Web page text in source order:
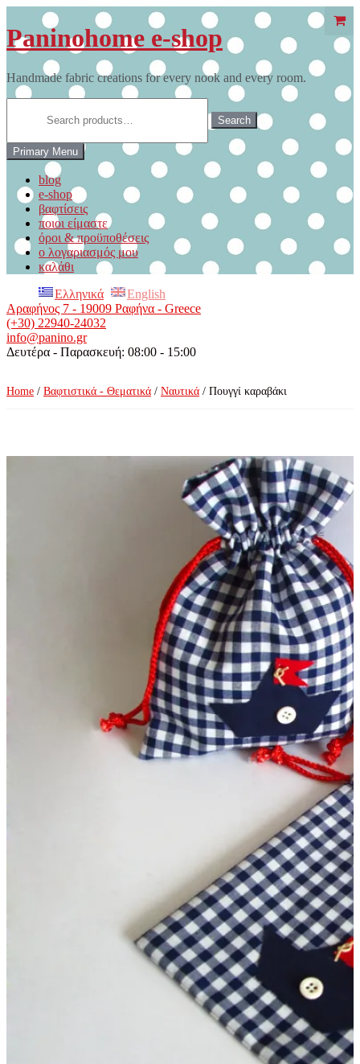
to
content
Paninohome e-shop
Handmade fabric creations for every nook and every room.
Search
Primary Menu
blog
e-shop
βαφτίσεις
ποιοι είμαστε
όροι & προϋποθέσεις
ο λογαριασμός μου
καλάθι
Ελληνικά
English
Αραφήνος 7 - 19009 Ραφήνα - Greece
(+30) 22940-24032
info@panino.gr
Δευτέρα - Παρασκευή: 08:00 - 15:00
Home / Βαφτιστικά - Θεματικά / Ναυτικά / Πουγγί καραβάκι